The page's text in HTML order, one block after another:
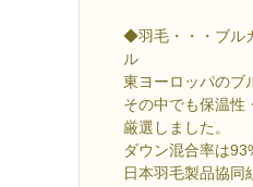
◆羽毛・・・ブル
ル
東ヨーロッパのブ
その中でも保温性
厳選しました。
ダウン混合率は
日本羽毛製品協同